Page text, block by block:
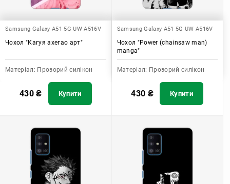
Samsung Galaxy A51 5G UW A516V
Чохол "Кагуя ахегао арт"
Матеріал: Прозорий силікон
430₴ Купити
Samsung Galaxy A51 5G UW A516V
Чохол "Power (chainsaw man)
manga"
Матеріал: Прозорий силікон
430 ₴ Купити